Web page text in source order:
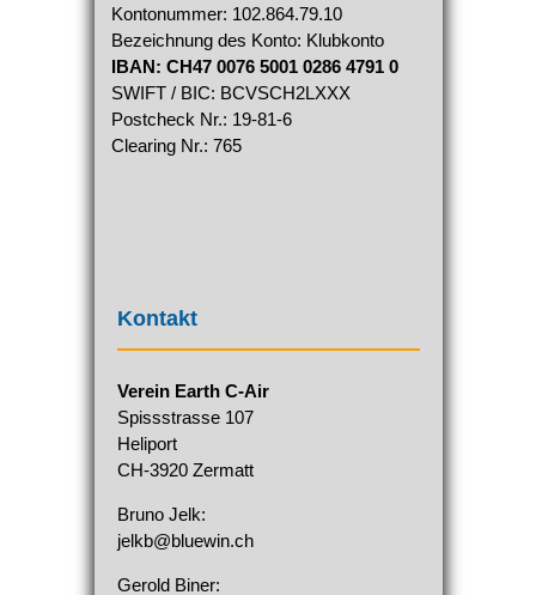
Kontonummer: 102.864.79.10
Bezeichnung des Konto: Klubkonto
IBAN: CH47 0076 5001 0286 4791 0
SWIFT / BIC: BCVSCH2LXXX
Postcheck Nr.: 19-81-6
Clearing Nr.: 765
Kontakt
Verein Earth C-Air
Spissstrasse 107
Heliport
CH-3920 Zermatt
Bruno Jelk:
jelkb@bluewin.ch
Gerold Biner: